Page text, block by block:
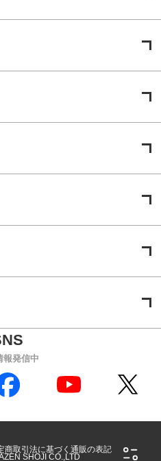
報発信中
商取引法に基づく通販の表記
SHOJI CO.,LTD